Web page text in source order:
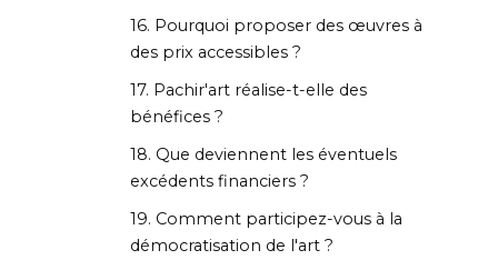
16. Pourquoi proposer des œuvres à
des prix accessibles ?
17. Pachir'art réalise-t-elle des
bénéfices ?
18. Que deviennent les éventuels
excédents financiers ?
19. Comment participez-vous à la
démocratisation de l'art ?